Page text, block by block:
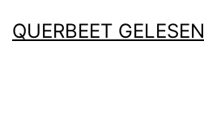
Inhalt
QUERBEET GELESEN